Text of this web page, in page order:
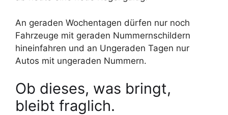
An geraden Wochentagen dürfen nur noch
Fahrzeuge mit geraden Nummernschildern
hineinfahren und an Ungeraden Tagen nur
Autos mit ungeraden Nummern.
Ob dieses, was bringt,
bleibt fraglich.